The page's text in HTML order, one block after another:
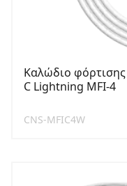
Καλώδιο
C Lightning MFI-4
CNS-MFIC4W